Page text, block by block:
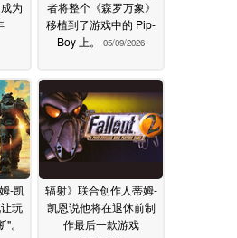
为
者将整个《森罗万象》
移植到了游戏中的 Pip-
Boy 上。
05/09/2026
-凯
玩
。
辐射》联合创作人蒂姆-
凯恩说他将在退休前制
作最后一款游戏